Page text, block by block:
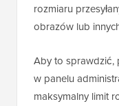
rozmiaru
obrazów lub
Aby to sprawdzić,
w panelu
maksymalny limit